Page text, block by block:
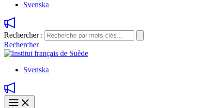
Svenska
Rechercher :
Rechercher
Svenska